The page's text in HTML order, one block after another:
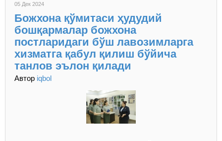
05 Дек 2024
Божхона қўмитаси ҳудудий
бошқармалар божхона
постларидаги бўш лавозимларга
хизматга қабул қилиш бўйича
танлов эълон қилади
Автор iqbol